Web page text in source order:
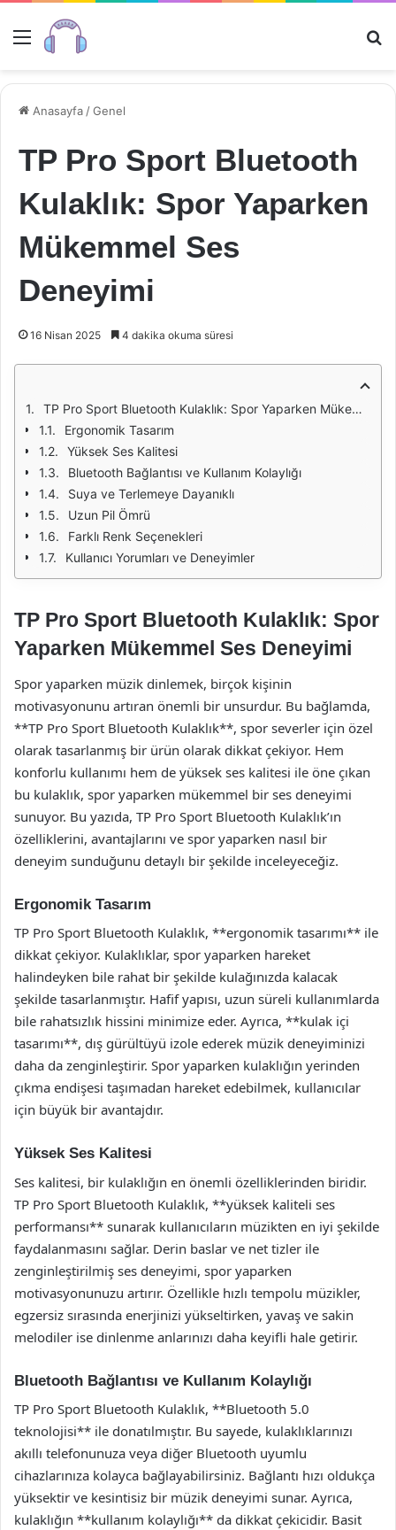
Menü
Anasayfa /Genel
TP Pro Sport Bluetooth
Kulaklık: Spor Yaparken
Mükemmel Ses
Deneyimi
16 Nisan 2025 4 dakika okuma süresi
TP Pro Sport Bluetooth Kulaklık: Spor Yaparken Mükemmel Ses Deneyimi
Ergonomik Tasarım
Yüksek Ses Kalitesi
Bluetooth Bağlantısı ve Kullanım Kolaylığı
Suya ve Terlemeye Dayanıklı
Uzun Pil Ömrü
Farklı Renk Seçenekleri
Kullanıcı Yorumları ve Deneyimler
TP Pro Sport Bluetooth Kulaklık: Spor
Yaparken Mükemmel Ses Deneyimi
Spor yaparken müzik dinlemek, birçok kişinin
motivasyonunu artıran önemli bir unsurdur. Bu bağlamda,
**TP Pro Sport Bluetooth Kulaklık**, spor severler için özel
olarak tasarlanmış bir ürün olarak dikkat çekiyor. Hem
konforlu kullanımı hem de yüksek ses kalitesi ile öne çıkan
bu kulaklık, spor yaparken mükemmel bir ses deneyimi
sunuyor. Bu yazıda, TP Pro Sport Bluetooth Kulaklık’ın
özelliklerini, avantajlarını ve spor yaparken nasıl bir
deneyim sunduğunu detaylı bir şekilde inceleyeceğiz.
Ergonomik Tasarım
TP Pro Sport Bluetooth Kulaklık, **ergonomik tasarımı** ile
dikkat çekiyor. Kulaklıklar, spor yaparken hareket
halindeyken bile rahat bir şekilde kulağınızda kalacak
şekilde tasarlanmıştır. Hafif yapısı, uzun süreli kullanımlarda
bile rahatsızlık hissini minimize eder. Ayrıca, **kulak içi
tasarımı**, dış gürültüyü izole ederek müzik deneyiminizi
daha da zenginleştirir. Spor yaparken kulaklığın yerinden
çıkma endişesi taşımadan hareket edebilmek, kullanıcılar
için büyük bir avantajdır.
Yüksek Ses Kalitesi
Ses kalitesi, bir kulaklığın en önemli özelliklerinden biridir.
TP Pro Sport Bluetooth Kulaklık, **yüksek kaliteli ses
performansı** sunarak kullanıcıların müzikten en iyi şekilde
faydalanmasını sağlar. Derin baslar ve net tizler ile
zenginleştirilmiş ses deneyimi, spor yaparken
motivasyonunuzu artırır. Özellikle hızlı tempolu müzikler,
egzersiz sırasında enerjinizi yükseltirken, yavaş ve sakin
melodiler ise dinlenme anlarınızı daha keyifli hale getirir.
Bluetooth Bağlantısı ve Kullanım Kolaylığı
TP Pro Sport Bluetooth Kulaklık, **Bluetooth 5.0
teknolojisi** ile donatılmıştır. Bu sayede, kulaklıklarınızı
akıllı telefonunuza veya diğer Bluetooth uyumlu
cihazlarınıza kolayca bağlayabilirsiniz. Bağlantı hızı oldukça
yüksektir ve kesintisiz bir müzik deneyimi sunar. Ayrıca,
kulaklığın **kullanım kolaylığı** da dikkat çekicidir. Basit